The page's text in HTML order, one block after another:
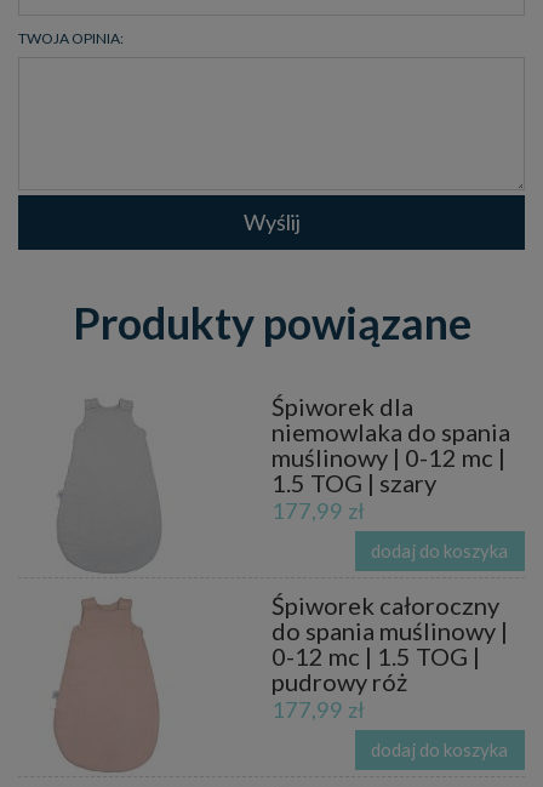
TWOJA OPINIA:
Wyślij
Produkty powiązane
Śpiworek dla
niemowlaka do spania
muślinowy | 0-12 mc |
1.5 TOG | szary
177,99 zł
dodaj do koszyka
Śpiworek całoroczny
do spania muślinowy |
0-12 mc | 1.5 TOG |
pudrowy róż
177,99 zł
dodaj do koszyka